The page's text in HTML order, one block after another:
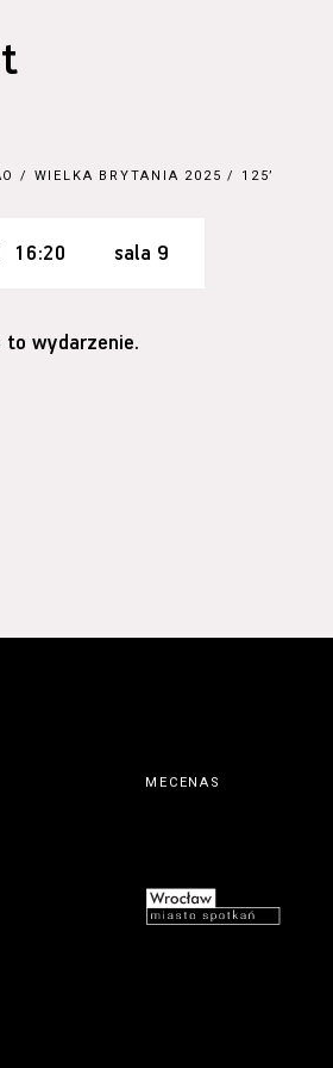
/ WIELKA BRYTANIA 2025 / 125’
16:20 sala 9
to wydarzenie.
MECENAS